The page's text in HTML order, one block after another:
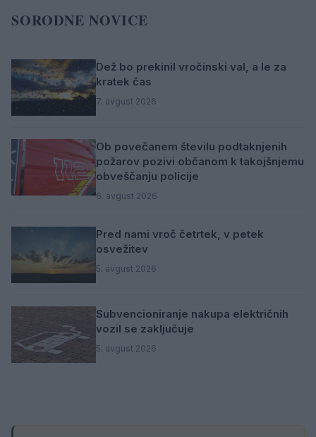
SORODNE NOVICE
Dež bo prekinil vročinski val, a le za
kratek čas
7. avgust 2026
Ob povečanem številu podtaknjenih
požarov pozivi občanom k takojšnjemu
obveščanju policije
6. avgust 2026
Pred nami vroč četrtek, v petek
osvežitev
5. avgust 2026
Subvencioniranje nakupa električnih
vozil se zaključuje
5. avgust 2026